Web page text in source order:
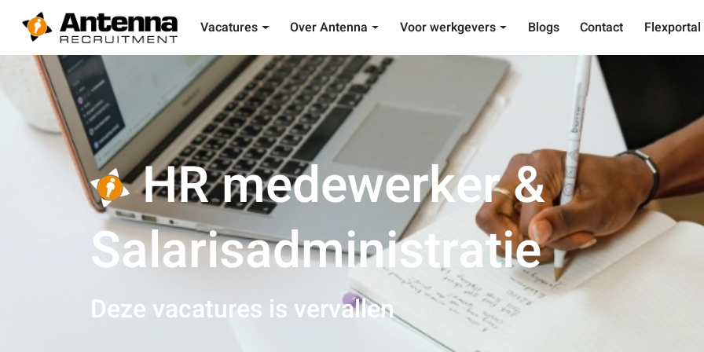
Vacatures Over Antenna Voor werkgevers Blogs Contact Flexportal
HR medewerker &
Salarisadministratie
Deze vacatures is vervallen